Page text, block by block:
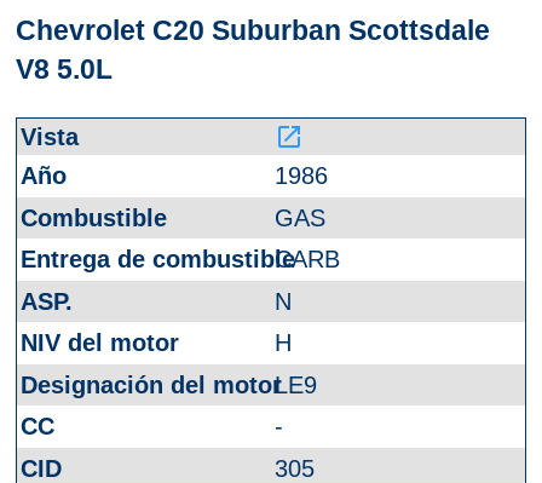
Chevrolet C20 Suburban Scottsdale
V8 5.0L
launch
1986
GAS
CARB
N
H
LE9
-
305